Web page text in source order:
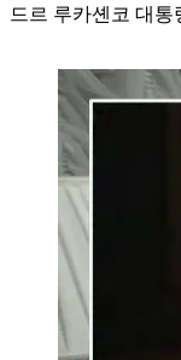
드르 루카셴코 대